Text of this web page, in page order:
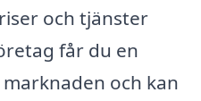
och tjänster
får du en
och kan